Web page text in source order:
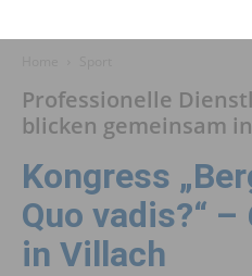
Professionelle
blicken gemeinsam
Kongress
Quo vadis?“
in Villach